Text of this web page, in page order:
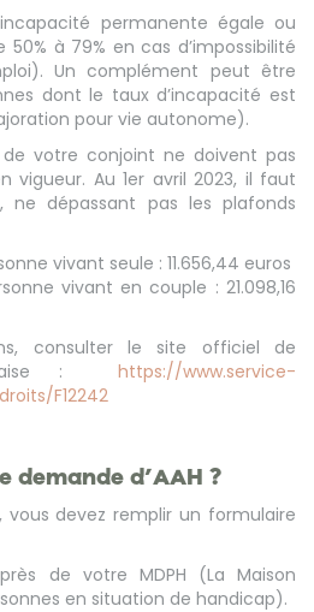
permanente égale ou
à 79% en cas d’impossibilité
Un complément peut être
dont le taux d’incapacité est
pour vie autonome).
votre conjoint ne doivent pas
vigueur. Au 1er avril 2023, il faut
ne dépassant pas les plafonds
vivant seule : 11.656,44 euros
vivant en couple : 21.098,16
consulter le site officiel de
: https://www.service-
F12242
demande d’AAH ?
vous devez remplir un formulaire
de votre MDPH (La Maison
en situation de handicap).